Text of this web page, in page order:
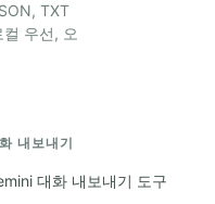
TXT
우선, 오
내보내기
대화 내보내기 도구